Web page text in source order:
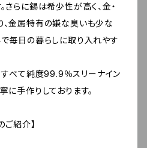
さらに錫は希少性が高く、金・
金属特有の嫌な臭いも少な
毎日の暮らしに取り入れやす
すべて純度99.9％スリーナイン
に手作りしております。
ご紹介】